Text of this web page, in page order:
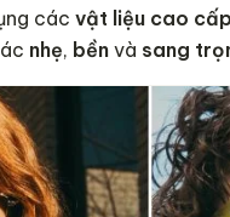
các vật liệu cao cấp
nhẹ, bền và sang